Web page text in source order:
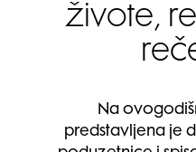
živote,
Na
predstavljena je